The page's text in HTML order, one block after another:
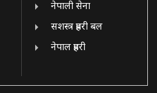
नेपाली सेना
सशस्त्र प्रहरी बल
नेपाल प्रहरी